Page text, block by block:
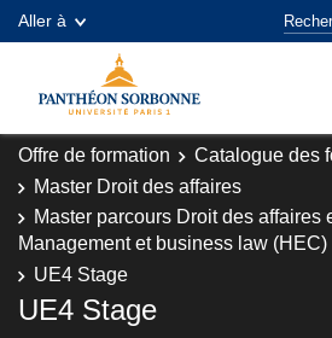
Aller à
Offre de formation Catalogue des
Master Droit des affaires
Master parcours Droit des affaires
Management et business law (HEC)
UE4 Stage
UE4 Stage